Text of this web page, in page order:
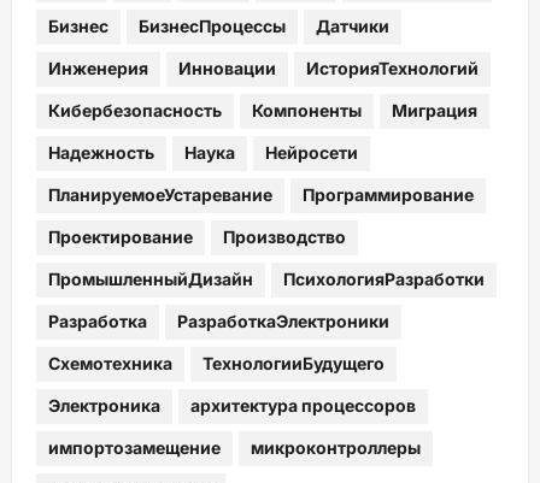
Бизнес БизнесПроцессы Датчики
Инженерия Инновации ИсторияТехнологий
Кибербезопасность Компоненты Миграция
Надежность Наука Нейросети
ПланируемоеУстаревание Программирование
Проектирование Производство
ПромышленныйДизайн ПсихологияРазработки
Разработка РазработкаЭлектроники
Схемотехника ТехнологииБудущего
Электроника архитектура процессоров
импортозамещение микроконтроллеры